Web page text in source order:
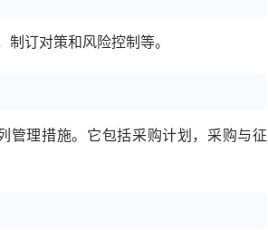
订对策和风险控制等。
管理措施。它包括采购计划，采购与征